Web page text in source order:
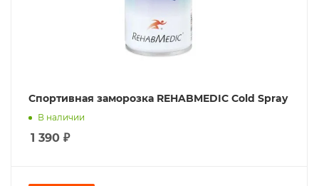
Спортивная заморозка REHABMEDIC Cold Spray
В наличии
1 390 ₽